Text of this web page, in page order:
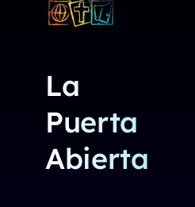
La
Puerta
Abierta